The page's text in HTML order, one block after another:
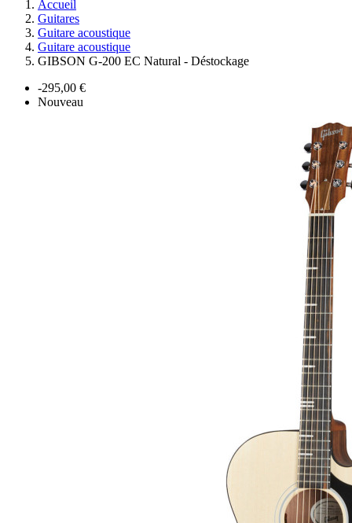
Accueil
Guitares
Guitare acoustique
Guitare acoustique
GIBSON G-200 EC Natural - Déstockage
-295,00 €
Nouveau